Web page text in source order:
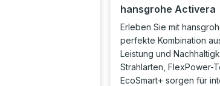
hansgrohe Activera
Erleben Sie mit
perfekte Kombination
Leistung und
Strahlarten, FlexPower-
EcoSmart+ sorgen für